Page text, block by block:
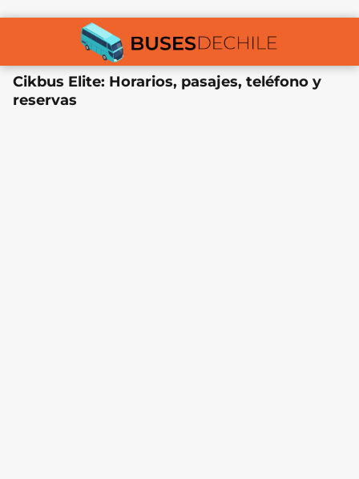
Cikbus Elite: Horarios, pasajes, teléfono y
reservas